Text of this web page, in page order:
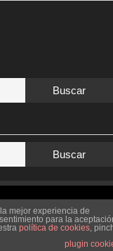
Buscar
Buscar
Reserved.
Catch
mejor experiencia de
para la
política de cookies,
plugin